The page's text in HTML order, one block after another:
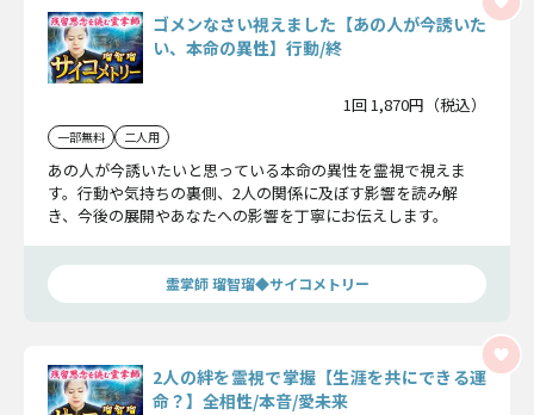
ゴメンなさい視えました【あの人が今誘いた
い、本命の異性】行動/終
1回 1,870円（税込）
一部無料 二人用
あの人が今誘いたいと思っている本命の異性を霊視で視えま
す。行動や気持ちの裏側、2人の関係に及ぼす影響を読み解
き、今後の展開やあなたへの影響を丁寧にお伝えします。
霊掌師 瑠智瑠◆サイコメトリー
2人の絆を霊視で掌握【生涯を共にできる運
命？】全相性/本音/愛未来